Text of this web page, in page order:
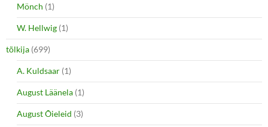
Mönch (1)
W. Hellwig (1)
tõlkija (699)
A. Kuldsaar (1)
August Läänela (1)
August Õieleid (3)